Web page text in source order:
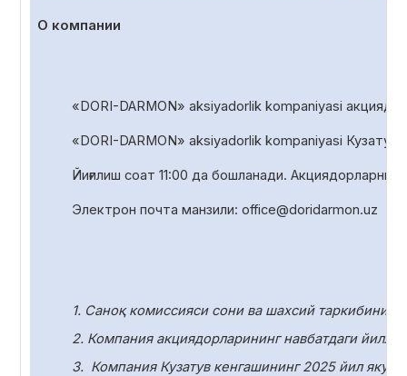
О компании
«DORI-DARMON» aksiyadorlik kompaniyasi
«DORI-DARMON» aksiyadorlik kompaniyasi Кузатув
Йиғилиш соат 11:00 да бошланади. Акциядорларни
Электрон почта манзили: office@doridarmon.uz
1. Саноқ комиссияси сони ва шахсий таркибини
2. Компания акциядорларининг навбатдаги
3. Компания Кузатув кенгашининг 2025 йил